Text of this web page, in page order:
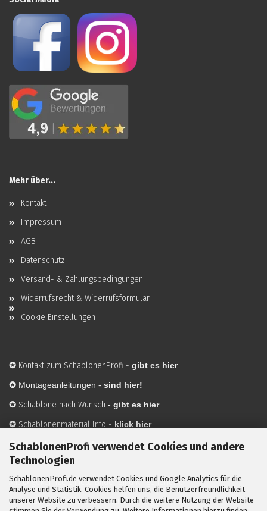
SchablonenProfi verwendet Cookies und andere
Technologien
SchablonenProfi.de verwendet Cookies und Google Analytics für die
Analyse und Statistik. Cookies helfen uns, die Benutzerfreundlichkeit
unserer Website zu verbessern. Durch die weitere Nutzung der Website
Mehr über...
Kontakt
Impressum
AGB
Datenschutz
Versand- & Zahlungsbedingungen
Widerrufsrecht & Widerrufsformular
Cookie Einstellungen
✪ Kontakt zum SchablonenProfi - gibt es hier
✪ Montageanleitungen - sind hier!
✪ Schablone nach Wunsch - gibt es hier
✪ Schablonenmaterial Info - klick hier
✪Hersteller-hier mehr Infos
Mit ✪ gekennzeichnete Bilder sind KI-generierte
Anwendungsbeispiele zur Visualisierung der Motive.